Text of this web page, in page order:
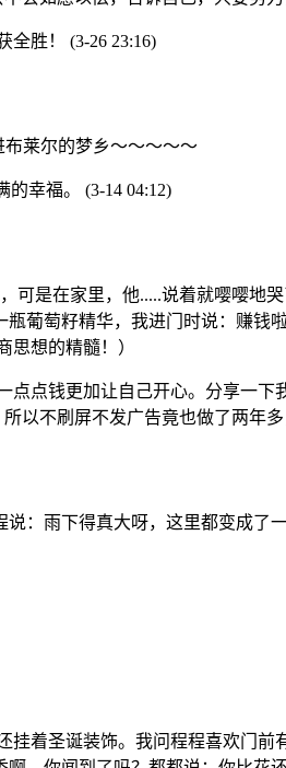
全胜！ (3-26 23:16)
莱尔的梦乡～～～～～
的幸福。 (3-14 04:12)
可是在家里，他.....说着就嘤嘤
葡萄籽精华，我进门时说：赚
想的精髓！）
点点钱更加让自己开心。分享一
以不刷屏不发广告竟也做了两年
：雨下得真大呀，这里都变成
着圣诞装饰。我问程程喜欢门